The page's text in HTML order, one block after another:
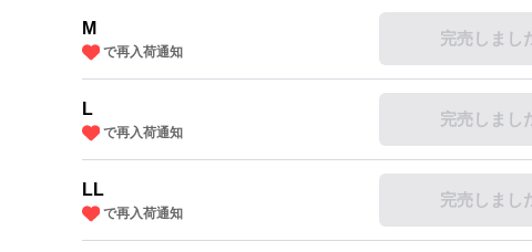
M
で再入荷通知
完売しまし
L
で再入荷通知
完売しまし
LL
で再入荷通知
完売しまし